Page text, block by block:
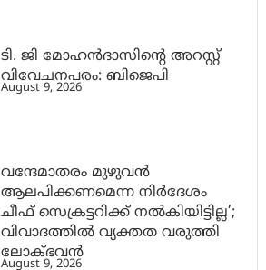
ടി. ജി മോഹന്‍ദാസിന്റെ അറസ്റ്റ്
വിവേചനപരം: ബിജെപി
August 9, 2026
വന്ദേമാതരം മുഴുവൻ
ആലപിക്കണമെന്ന നിർദേശം
ചീഫ് സെക്രട്ടറിക്ക് നൽകിയിട്ടില്ല’;
വിവാദത്തിൽ വ്യക്തത വരുത്തി
ലോക്ഭവൻ
August 9, 2026